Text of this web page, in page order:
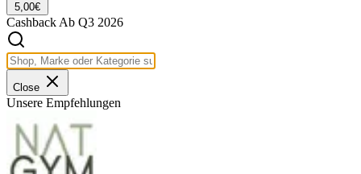
5,00€
CashbackAb Q3 2026
Close
Unsere Empfehlungen